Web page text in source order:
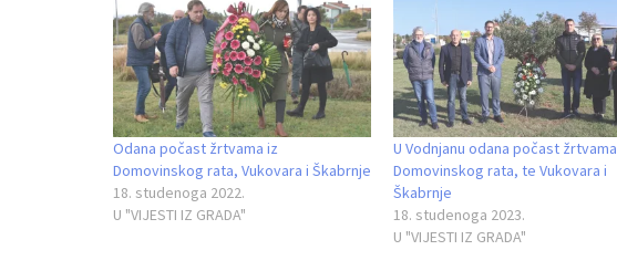
Odana počast žrtvama iz
Domovinskog rata, Vukovara i Škabrnje
18. studenoga 2022.
U "VIJESTI IZ GRADA"
U Vodnjanu odana počast žrtvama
Domovinskog rata, te Vukovara i
Škabrnje
18. studenoga 2023.
U "VIJESTI IZ GRADA"